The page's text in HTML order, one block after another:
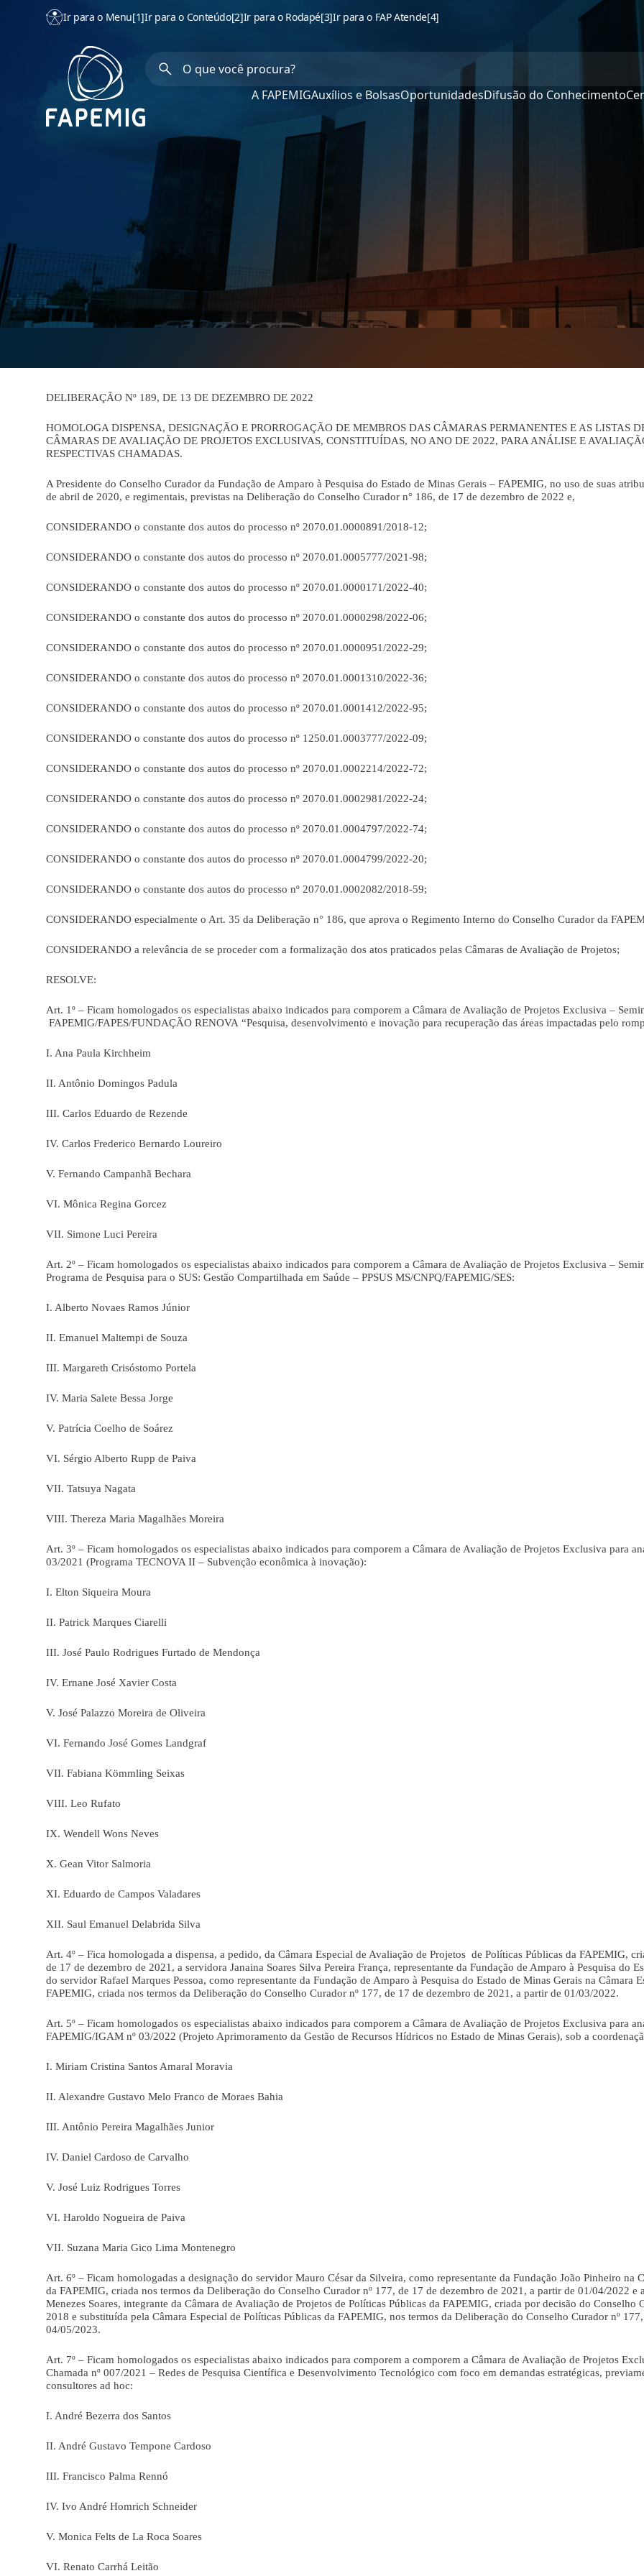
Ir para o Menu[1]Ir para o Conteúdo[2]Ir para o Rodapé[3]Ir para o FAP Atende[4]
A FAPEMIGAuxílios e BolsasOportunidadesDifusão do Conhecimento
DELIBERAÇÃO Nº 189, DE 13 DE DEZEMBRO DE 2022
HOMOLOGA DISPENSA, DESIGNAÇÃO E PRORROGAÇÃO DE MEMBROS DAS CÂMARAS PERMANENTES E AS LISTAS
CÂMARAS DE AVALIAÇÃO DE PROJETOS EXCLUSIVAS, CONSTITUÍDAS, NO ANO DE 2022, PARA ANÁLISE E
RESPECTIVAS CHAMADAS.
A Presidente do Conselho Curador da Fundação de Amparo à Pesquisa do Estado de Minas Gerais – FAPEMIG, no uso de suas
de abril de 2020, e regimentais, previstas na Deliberação do Conselho Curador n° 186, de 17 de dezembro de 2022 e,
CONSIDERANDO o constante dos autos do processo nº 2070.01.0000891/2018-12;
CONSIDERANDO o constante dos autos do processo nº 2070.01.0005777/2021-98;
CONSIDERANDO o constante dos autos do processo nº 2070.01.0000171/2022-40;
CONSIDERANDO o constante dos autos do processo nº 2070.01.0000298/2022-06;
CONSIDERANDO o constante dos autos do processo nº 2070.01.0000951/2022-29;
CONSIDERANDO o constante dos autos do processo nº 2070.01.0001310/2022-36;
CONSIDERANDO o constante dos autos do processo nº 2070.01.0001412/2022-95;
CONSIDERANDO o constante dos autos do processo nº 1250.01.0003777/2022-09;
CONSIDERANDO o constante dos autos do processo nº 2070.01.0002214/2022-72;
CONSIDERANDO o constante dos autos do processo nº 2070.01.0002981/2022-24;
CONSIDERANDO o constante dos autos do processo nº 2070.01.0004797/2022-74;
CONSIDERANDO o constante dos autos do processo nº 2070.01.0004799/2022-20;
CONSIDERANDO o constante dos autos do processo nº 2070.01.0002082/2018-59;
CONSIDERANDO especialmente o Art. 35 da Deliberação n° 186, que aprova o Regimento Interno do Conselho Curador da
CONSIDERANDO a relevância de se proceder com a formalização dos atos praticados pelas Câmaras de Avaliação de Projetos;
RESOLVE:
Art. 1º – Ficam homologados os especialistas abaixo indicados para comporem a Câmara de Avaliação de Projetos Exclusiva –
FAPEMIG/FAPES/FUNDAÇÃO RENOVA “Pesquisa, desenvolvimento e inovação para recuperação das áreas impactadas pelo
I. Ana Paula Kirchheim
II. Antônio Domingos Padula
III. Carlos Eduardo de Rezende
IV. Carlos Frederico Bernardo Loureiro
V. Fernando Campanhã Bechara
VI. Mônica Regina Gorcez
VII. Simone Luci Pereira
Art. 2º – Ficam homologados os especialistas abaixo indicados para comporem a Câmara de Avaliação de Projetos Exclusiva –
Programa de Pesquisa para o SUS: Gestão Compartilhada em Saúde – PPSUS MS/CNPQ/FAPEMIG/SES:
I. Alberto Novaes Ramos Júnior
II. Emanuel Maltempi de Souza
III. Margareth Crisóstomo Portela
IV. Maria Salete Bessa Jorge
V. Patrícia Coelho de Soárez
VI. Sérgio Alberto Rupp de Paiva
VII. Tatsuya Nagata
VIII. Thereza Maria Magalhães Moreira
Art. 3º – Ficam homologados os especialistas abaixo indicados para comporem a Câmara de Avaliação de Projetos Exclusiva para
03/2021 (Programa TECNOVA II – Subvenção econômica à inovação):
I. Elton Siqueira Moura
II. Patrick Marques Ciarelli
III. José Paulo Rodrigues Furtado de Mendonça
IV. Ernane José Xavier Costa
V. José Palazzo Moreira de Oliveira
VI. Fernando José Gomes Landgraf
VII. Fabiana Kömmling Seixas
VIII. Leo Rufato
IX. Wendell Wons Neves
X. Gean Vitor Salmoria
XI. Eduardo de Campos Valadares
XII. Saul Emanuel Delabrida Silva
Art. 4º – Fica homologada a dispensa, a pedido, da Câmara Especial de Avaliação de Projetos de Políticas Públicas da FAPEMIG,
de 17 de dezembro de 2021, a servidora Janaina Soares Silva Pereira França, representante da Fundação de Amparo à Pesquisa do
do servidor Rafael Marques Pessoa, como representante da Fundação de Amparo à Pesquisa do Estado de Minas Gerais na Câmara
FAPEMIG, criada nos termos da Deliberação do Conselho Curador nº 177, de 17 de dezembro de 2021, a partir de 01/03/2022.
Art. 5º – Ficam homologados os especialistas abaixo indicados para comporem a Câmara de Avaliação de Projetos Exclusiva para
FAPEMIG/IGAM nº 03/2022 (Projeto Aprimoramento da Gestão de Recursos Hídricos no Estado de Minas Gerais), sob a
I. Miriam Cristina Santos Amaral Moravia
II. Alexandre Gustavo Melo Franco de Moraes Bahia
III. Antônio Pereira Magalhães Junior
IV. Daniel Cardoso de Carvalho
V. José Luiz Rodrigues Torres
VI. Haroldo Nogueira de Paiva
VII. Suzana Maria Gico Lima Montenegro
Art. 6º – Ficam homologadas a designação do servidor Mauro César da Silveira, como representante da Fundação João Pinheiro na
da FAPEMIG, criada nos termos da Deliberação do Conselho Curador nº 177, de 17 de dezembro de 2021, a partir de 01/04/2022 e
Menezes Soares, integrante da Câmara de Avaliação de Projetos de Políticas Públicas da FAPEMIG, criada por decisão do
2018 e substituída pela Câmara Especial de Políticas Públicas da FAPEMIG, nos termos da Deliberação do Conselho Curador nº
04/05/2023.
Art. 7º – Ficam homologados os especialistas abaixo indicados para comporem a comporem a Câmara de Avaliação de Projetos
Chamada nº 007/2021 – Redes de Pesquisa Científica e Desenvolvimento Tecnológico com foco em demandas estratégicas,
consultores ad hoc:
I. André Bezerra dos Santos
II. André Gustavo Tempone Cardoso
III. Francisco Palma Rennó
IV. Ivo André Homrich Schneider
V. Monica Felts de La Roca Soares
VI. Renato Carrhá Leitão